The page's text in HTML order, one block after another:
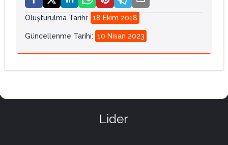
Oluşturulma Tarihi: 18 Ekim 2018
Güncellenme Tarihi: 10 Nisan 2023
Lider